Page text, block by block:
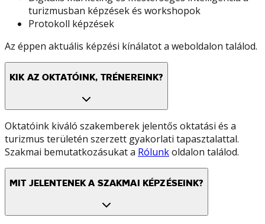
turizmusban képzések és workshopok
Protokoll képzések
Az éppen aktuális képzési kínálatot a weboldalon találod.
KIK AZ OKTATÓINK, TRÉNEREINK?
Oktatóink kiváló szakemberek jelentős oktatási és a
turizmus területén szerzett gyakorlati tapasztalattal.
Szakmai bemutatkozásukat a Rólunkoldalon találod.
MIT JELENTENEK A SZAKMAI KÉPZÉSEINK?